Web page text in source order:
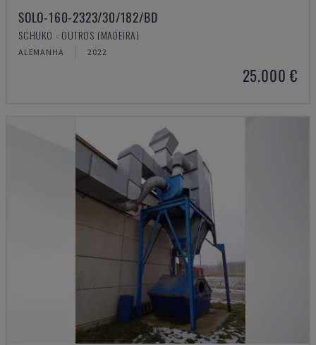
SOLO-160-2323/30/182/BD
SCHUKO - OUTROS (MADEIRA)
ALEMANHA 2022
25.000 €